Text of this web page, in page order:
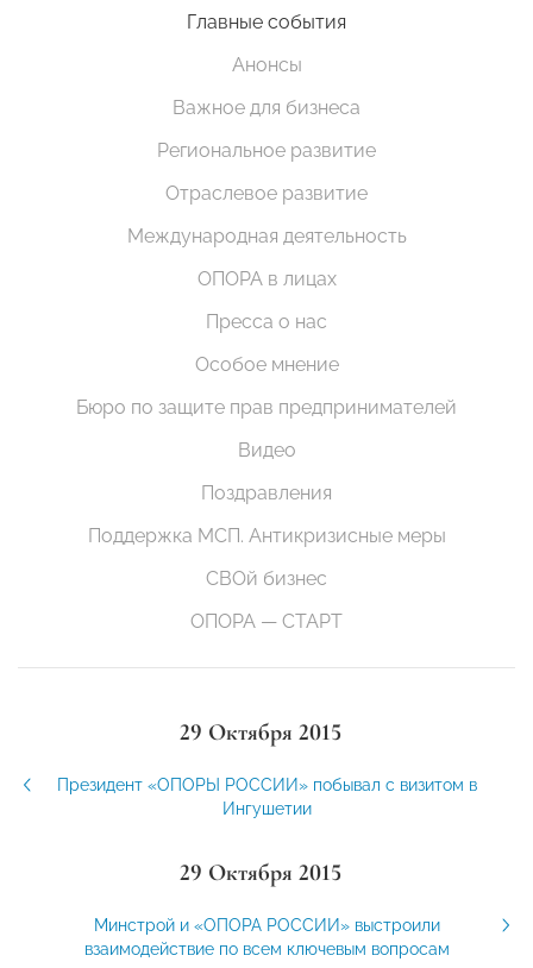
Главные события
Анонсы
Важное для бизнеса
Региональное развитие
Отраслевое развитие
Международная деятельность
ОПОРА в лицах
Пресса о нас
Особое мнение
Бюро по защите прав предпринимателей
Видео
Поздравления
Поддержка МСП. Антикризисные меры
СВОй бизнес
ОПОРА — СТАРТ
29 Октября 2015
Президент «ОПОРЫ РОССИИ» побывал с визитом в
Ингушетии
29 Октября 2015
Минстрой и «ОПОРА РОССИИ» выстроили
взаимодействие по всем ключевым вопросам